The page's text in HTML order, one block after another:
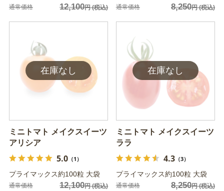
通常価格 12,100円(税込) 通常価格 8,250円(税込)
ミニトマト メイクスイーツ
アリシア
5.0（1）
プライマックス約100粒 大袋
通常価格 12,100円(税込)
ミニトマト メイクスイーツ
ララ
4.3（3）
プライマックス約100粒 大袋
通常価格 8,250円(税込)